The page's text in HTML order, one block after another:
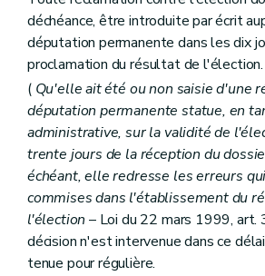
déchéance, être introduite par écrit
députation permanente dans les dix
proclamation du résultat de l'élection.
( Qu'elle ait été ou non saisie d'une
députation permanente statue, en
administrative, sur la validité de
trente jours de la réception du
échéant, elle redresse les erreurs
commises dans l'établissement du
l'élection – Loi du 22 mars 1999, art.
décision n'est intervenue dans ce
tenue pour régulière.